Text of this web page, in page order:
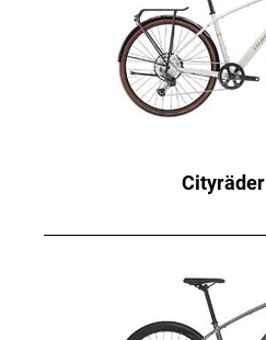
Cityräder